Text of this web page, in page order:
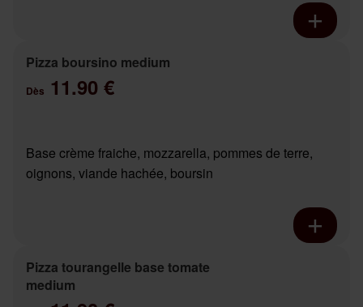
Pizza boursino medium
Dès 11.90 €
Base crème fraiche, mozzarella, pommes de terre,
oignons, viande hachée, boursin
Pizza tourangelle base tomate
medium